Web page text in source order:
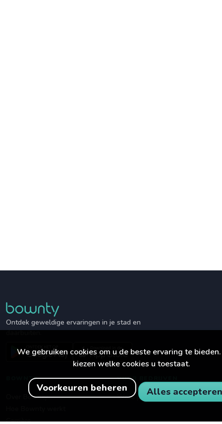
We gebruiken cookies om u de beste ervaring te
kiezen welke cookies u toestaat.
Voorkeuren beheren Alles accepteren
Ontdek geweldige ervaringen in je stad en
daarbuiten.
BOWNTY
Over Bownty
Carrière
VOOR BEDRIJVEN
Word partner